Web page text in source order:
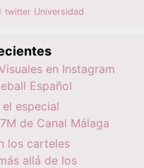
twitter Universidad
en Instagram
Español
especial
de Canal Málaga
los carteles
allá de los